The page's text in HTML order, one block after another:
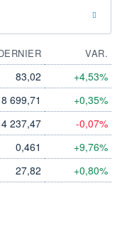
VAR.
83,02 +4,53%
8 699,71 +0,35%
4 237,47 -0,07%
0,461 +9,76%
27,82 +0,80%